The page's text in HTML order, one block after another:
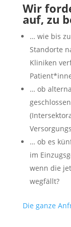
Wir
auf, zu
… wie bis
Standorte
Kliniken
… ob
… ob es
im
wenn die
wegfällt?
Die ganze